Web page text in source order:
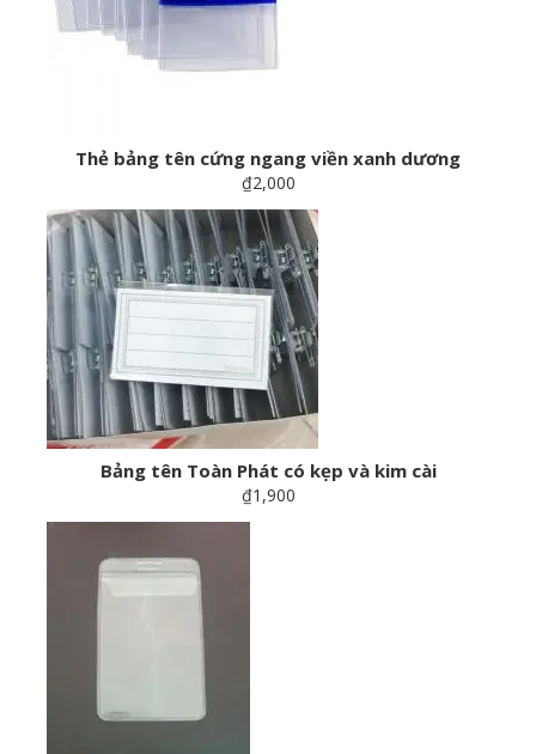
Thẻ bảng tên cứng ngang viền xanh dương
₫2,000
Bảng tên Toàn Phát có kẹp và kim cài
₫1,900